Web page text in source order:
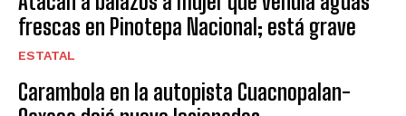
frescas en Pinotepa Nacional; está grave
ESTATAL
Carambola en la autopista Cuacnopalan-